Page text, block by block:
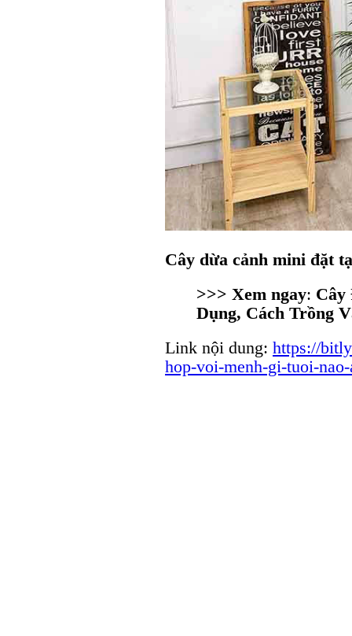
Cây dừa cảnh mini đặt
>>> Xem ngay: Cây
Dụng, Cách Trồng
Link nội dung: https://
hop-voi-menh-gi-tuoi-